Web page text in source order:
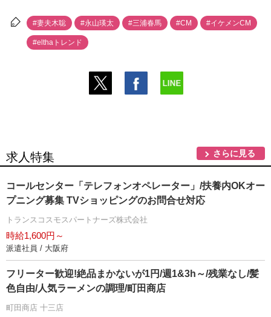
#妻夫木聡 #永山瑛太 #三浦春馬 #CM #イケメンCM
#elthaトレンド
求人特集 さらに見る
コールセンター「テレフォンオペレーター」/扶養内OKオー
プニング募集 TVショッピングのお問合せ対応
トランスコスモスパートナーズ株式会社
時給1,600円～
派遣社員 / 大阪府
フリーター歓迎!絶品まかないが1円/週1&3h～/残業なし/髪
色自由/人気ラーメンの調理/町田商店
町田商店 十三店